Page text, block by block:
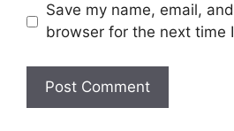
Save my name, email,
browser for the next time